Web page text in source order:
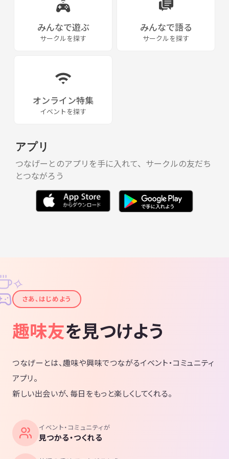
みんなで遊ぶ
サークルを探す
みんなで語る
サークルを探す
オンライン特集
イベントを探す
アプリ
つなげーとのアプリを手に入れて、サークルの友だち
とつながろう
✦
✧
さあ、はじめよう
趣味友を見つけよう
つなげーとは、趣味や興味でつながるイベント・コミュニティ
アプリ。
新しい出会いが、毎日をもっと楽しくしてくれる。
イベント・コミュニティが
見つかる・つくれる